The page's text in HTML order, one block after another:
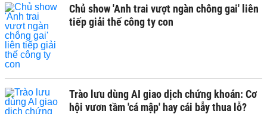
Chủ show 'Anh trai vượt ngàn chông gai' liên
tiếp giải thế công ty con
Trào lưu dùng AI giao dịch chứng khoán: Cơ
hội vươn tầm 'cá mập' hay cái bẫy thua lỗ?